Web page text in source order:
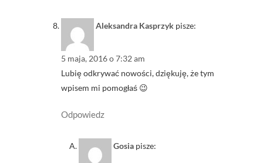
Aleksandra Kasprzyk pisze:
5 maja, 2016 o 7:32 am
Lubię odkrywać nowości, dziękuję, że tym
wpisem mi pomogłaś 😉
Odpowiedz
Gosia pisze: